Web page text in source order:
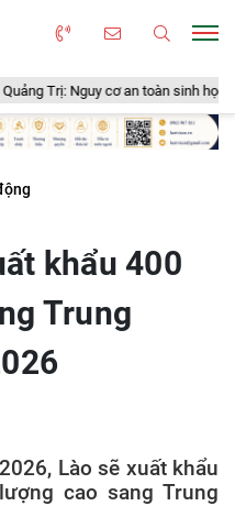
toàn sinh học, an toàn thực phẩm
khẩu 400
Trung
Lào sẽ xuất khẩu
cao sang Trung